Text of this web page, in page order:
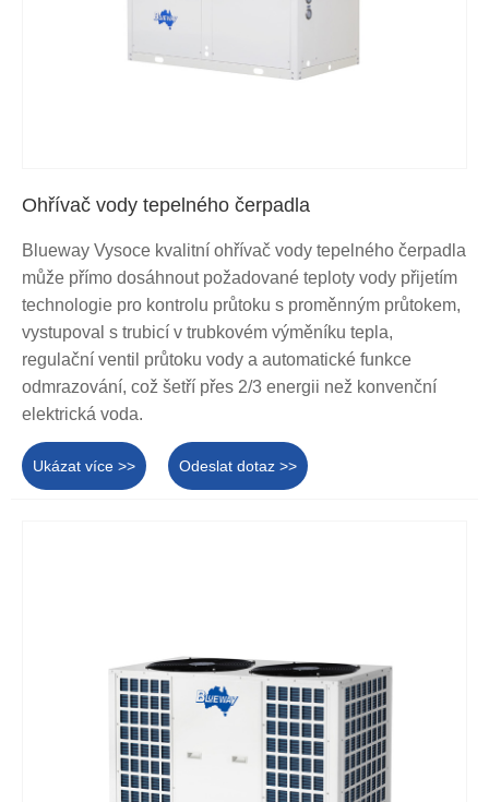
Ohřívač vody tepelného čerpadla
Blueway Vysoce kvalitní ohřívač vody tepelného čerpadla
může přímo dosáhnout požadované teploty vody přijetím
technologie pro kontrolu průtoku s proměnným průtokem,
vystupoval s trubicí v trubkovém výměníku tepla,
regulační ventil průtoku vody a automatické funkce
odmrazování, což šetří přes 2/3 energii než konvenční
elektrická voda.
Ukázat více >> Odeslat dotaz >>